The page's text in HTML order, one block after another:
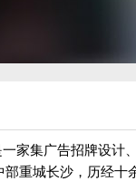
家集广告招牌设计
部重城长沙，历经十